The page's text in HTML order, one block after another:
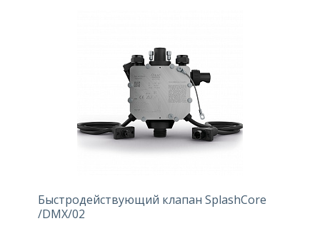
Быстродействующий клапан SplashCore
/DMX/02